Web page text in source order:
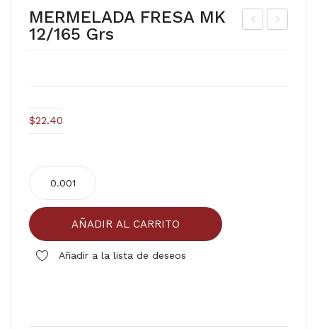
MERMELADA FRESA MK
12/165 Grs
$22.40
MERMELADA
FRESA
MK
12/165
grs
cantidad
AÑADIR AL CARRITO
Añadir a la lista de deseos